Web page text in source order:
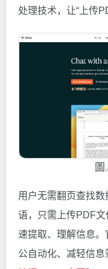
处理技术，让“上传
圖
用户无需翻页查找
语，只需上传PDF文
速提取、理解信息
公自动化、减轻信